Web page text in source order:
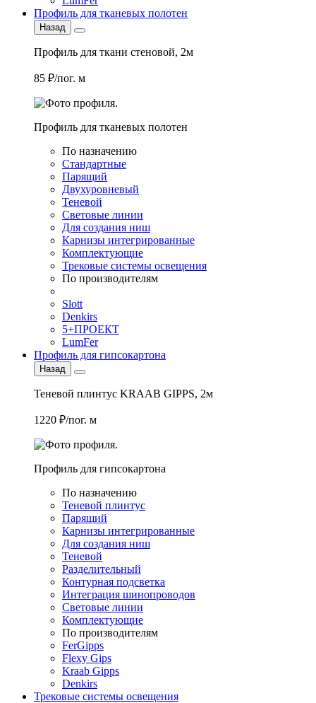
Профиль для тканевых полотен
Назад
Профиль для ткани стеновой, 2м
85 ₽/пог. м
Профиль для тканевых полотен
По назначению
Стандартные
Парящий
Двухуровневый
Теневой
Световые линии
Для создания ниш
Карнизы интегрированные
Комплектующие
Трековые системы освещения
По производителям
Slott
Denkirs
5+ПРОЕКТ
LumFer
Профиль для гипсокартона
Назад
Теневой плинтус KRAAB GIPPS, 2м
1220 ₽/пог. м
Профиль для гипсокартона
По назначению
Теневой плинтус
Парящий
Карнизы интегрированные
Для создания ниш
Теневой
Разделительный
Контурная подсветка
Интеграция шинопроводов
Световые линии
Комплектующие
По производителям
FerGipps
Flexy Gips
Kraab Gipps
Denkirs
Трековые системы освещения